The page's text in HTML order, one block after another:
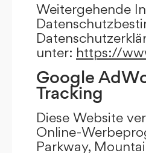
Weitergehende
unter: https://
Google
Tracking
Diese Website
Online-
Parkway,